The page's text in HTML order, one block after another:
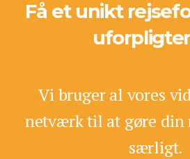
Få et unikt
Vi bruger al vores
netværk til at gøre din
særligt.